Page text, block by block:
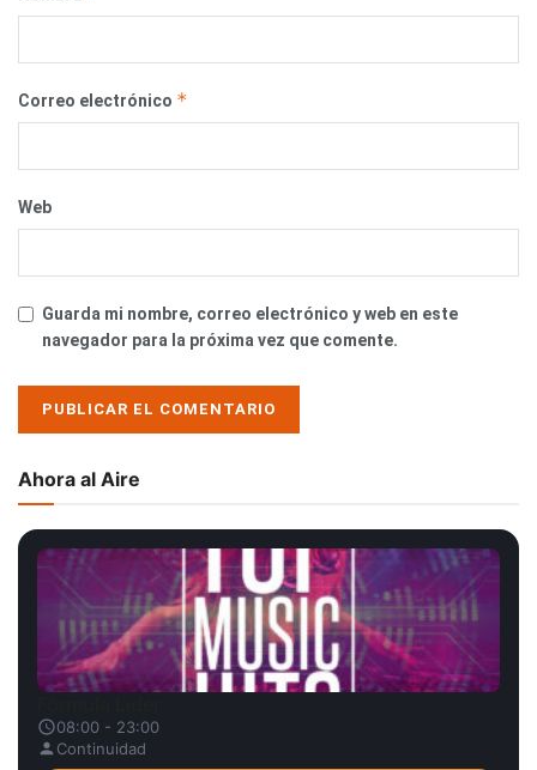
Correo electrónico *
Web
Guarda mi nombre, correo electrónico y web en este
navegador para la próxima vez que comente.
Ahora al Aire
08:00 - 23:00
Continuidad